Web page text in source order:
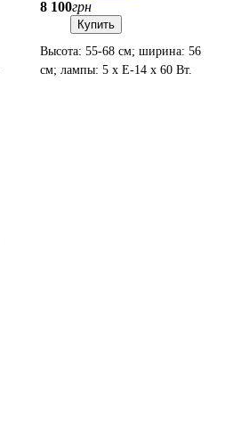
8 100грн
Купить
Высота: 55-68 см; ширина: 56
см; лампы: 5 х Е-14 х 60 Вт.